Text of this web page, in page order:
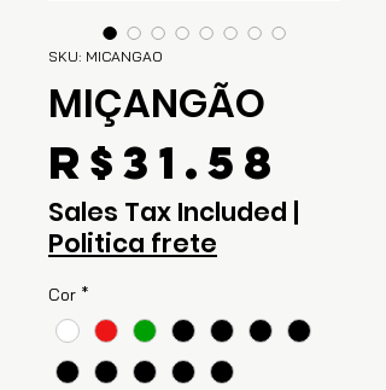
SKU: MICANGAO
MIÇANGÃO
R$31.58
Sales Tax Included |
Politica frete
Cor *